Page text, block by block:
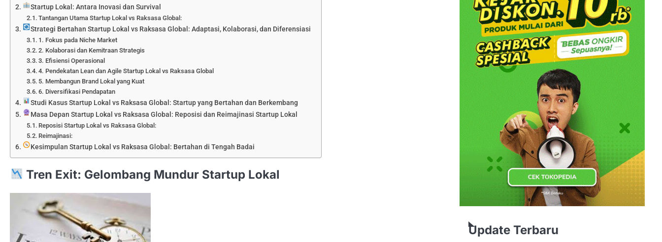
Startup Lokal: Antara Inovasi dan Survival
Tantangan Utama Startup Lokal vs Raksasa Global:
Strategi Bertahan Startup Lokal vs Raksasa Global: Adaptasi, Kolaborasi, dan Diferensiasi
1. Fokus pada Niche Market
2. Kolaborasi dan Kemitraan Strategis
3. Efisiensi Operasional
4. Pendekatan Lean dan Agile Startup Lokal vs Raksasa Global
5. Membangun Brand Lokal yang Kuat
6. Diversifikasi Pendapatan
Studi Kasus Startup Lokal vs Raksasa Global: Startup yang Bertahan dan Berkembang
Masa Depan Startup Lokal vs Raksasa Global: Reposisi dan Reimajinasi Startup Lokal
Reposisi Startup Lokal vs Raksasa Global:
Reimajinasi:
Kesimpulan Startup Lokal vs Raksasa Global: Bertahan di Tengah Badai
Tren Exit: Gelombang Mundur Startup Lokal
Update Terbaru